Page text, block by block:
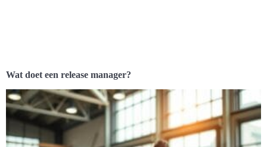
Wat doet een release manager?